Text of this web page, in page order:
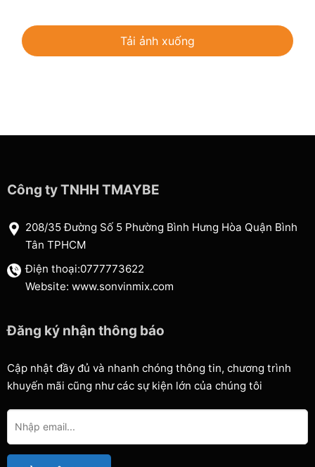
Tải ảnh xuống
Công ty TNHH TMAYBE
208/35 Đường Số 5 Phường Bình Hưng Hòa Quận Bình
Tân TPHCM
Điện thoại:0777773622
Website: www.sonvinmix.com
Đăng ký nhận thông báo
Cập nhật đầy đủ và nhanh chóng thông tin, chương trình
khuyến mãi cũng như các sự kiện lớn của chúng tôi